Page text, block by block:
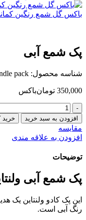
باکس گل شمع رنگین
پک شمع آبی
شناسه محصول: pack
350,000 تومانباکس
پک
شمع
آبی
عدد
افزودن به سبد خرید خرید
مقایسه
افزودن به علاقه مندی
توضیحات
پک شمع آبی
این پک کادو ولنتاین یک
رنگ آبی است.